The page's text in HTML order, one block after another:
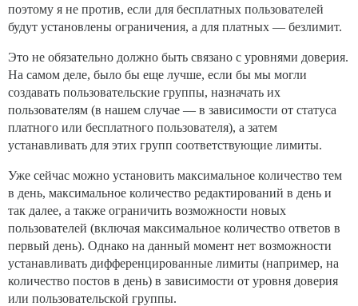
поэтому я не против, если для бесплатных пользователей
будут установлены ограничения, а для платных — безлимит.
Это не обязательно должно быть связано с уровнями доверия.
На самом деле, было бы еще лучше, если бы мы могли
создавать пользовательские группы, назначать их
пользователям (в нашем случае — в зависимости от статуса
платного или бесплатного пользователя), а затем
устанавливать для этих групп соответствующие лимиты.
Уже сейчас можно установить максимальное количество тем
в день, максимальное количество редактирований в день и
так далее, а также ограничить возможности новых
пользователей (включая максимальное количество ответов в
первый день). Однако на данный момент нет возможности
устанавливать дифференцированные лимиты (например, на
количество постов в день) в зависимости от уровня доверия
или пользовательской группы.